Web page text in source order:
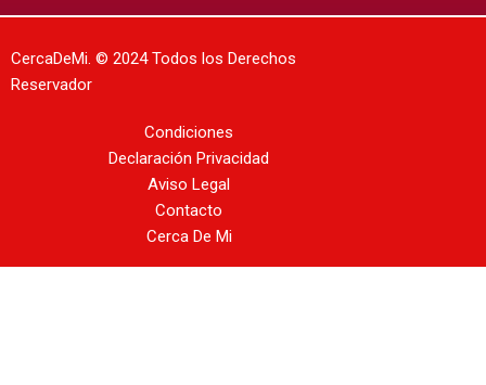
CercaDeMi. © 2024 Todos los Derechos
Reservador
Condiciones
Declaración Privacidad
Aviso Legal
Contacto
Cerca De Mi